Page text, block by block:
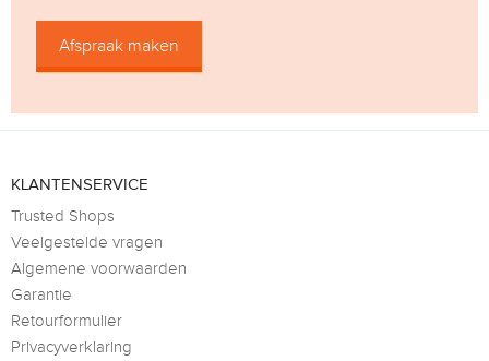
Afspraak maken
KLANTENSERVICE
Trusted Shops
Veelgestelde vragen
Algemene voorwaarden
Garantie
Retourformulier
Privacyverklaring